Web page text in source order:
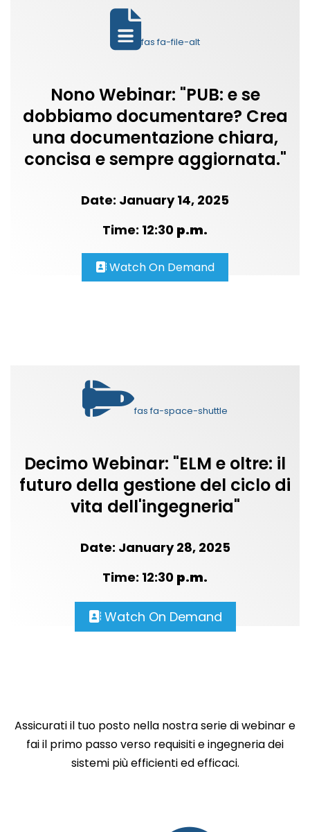
fas fa-file-alt
Nono Webinar: "PUB: e se
dobbiamo documentare? Crea
una documentazione chiara,
concisa e sempre aggiornata."
Date: January 14, 2025
Time: 12:30 p.m.
Watch On Demand
fas fa-space-shuttle
Decimo Webinar: "ELM e oltre: il
futuro della gestione del ciclo di
vita dell'ingegneria"
Date: January 28, 2025
Time: 12:30 p.m.
Watch On Demand
Assicurati il ​​tuo posto nella nostra serie di webinar e
fai il primo passo verso requisiti e ingegneria dei
sistemi più efficienti ed efficaci.